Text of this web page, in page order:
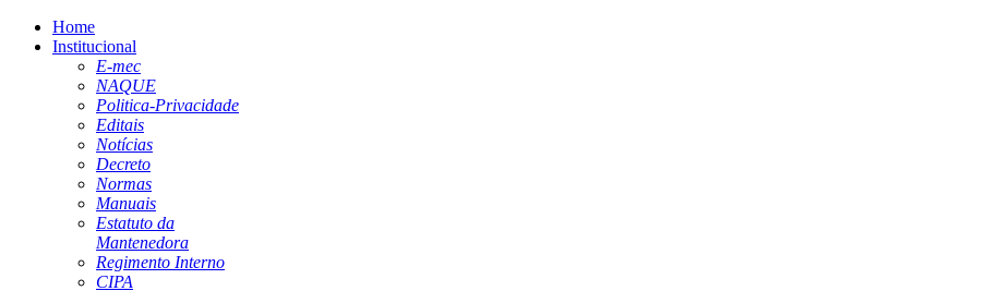
Home
Institucional
E-mec
NAQUE
Politica-Privacidade
Editais
Notícias
Decreto
Normas
Manuais
Estatuto da
Mantenedora
Regimento Interno
CIPA